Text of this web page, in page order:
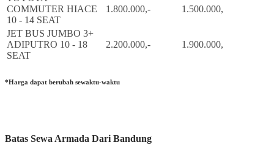
COMMUTER HIACE
10 - 14 SEAT
1.800.000,- 1.500.000,
JET BUS JUMBO 3+
ADIPUTRO 10 - 18
SEAT
2.200.000,- 1.900.000,
*Harga dapat berubah sewaktu-waktu
Batas Sewa Armada Dari Bandung